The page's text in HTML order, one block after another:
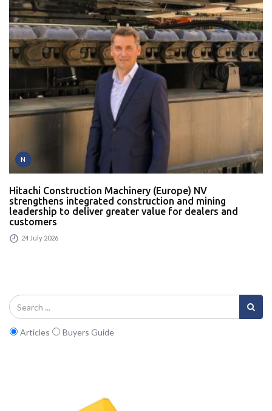
N
Hitachi Construction Machinery (Europe) NV
strengthens integrated construction and mining
leadership to deliver greater value for dealers and
customers
24 July 2026
Articles Buyers Guide